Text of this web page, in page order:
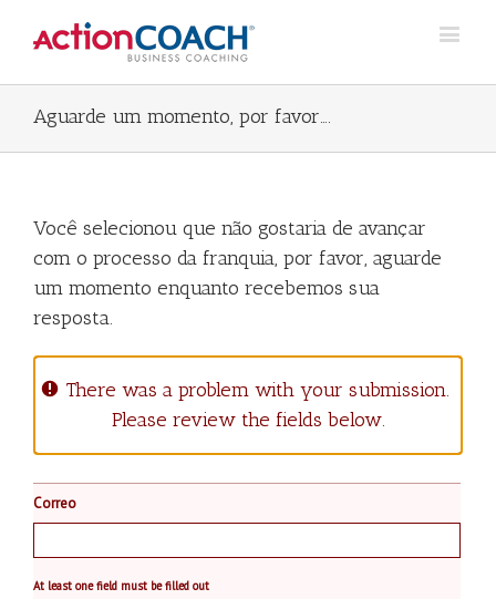
Aguarde um momento, por favor….
Você selecionou que não gostaria de avançar
com o processo da franquia, por favor, aguarde
um momento enquanto recebemos sua
resposta.
There was a problem with your submission.
Please review the fields below.
Correo
At least one field must be filled out